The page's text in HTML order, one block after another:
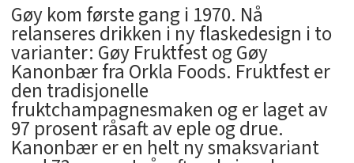
Gøy kom første gang i 1970. Nå
relanseres drikken i ny flaskedesign i to
varianter: Gøy Fruktfest og Gøy
Kanonbær fra Orkla Foods. Fruktfest er
den tradisjonelle
fruktchampagnesmaken og er laget av
97 prosent råsaft av eple og drue.
Kanonbær er en helt ny smaksvariant